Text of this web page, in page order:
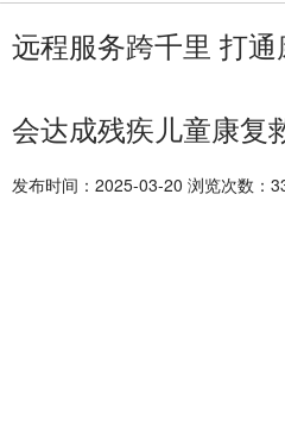
远程服务跨千里 打
会达成残疾儿童康复
发布时间：2025-03-20 浏览次数：